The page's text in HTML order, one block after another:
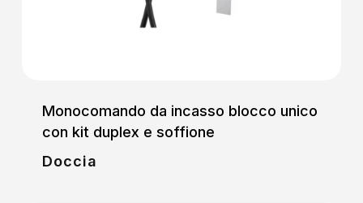
Monocomando da incasso blocco unico
con kit duplex e soffione
Doccia